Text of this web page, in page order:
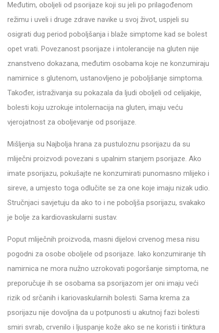
Međutim, oboljeli od psorijaze koji su jeli po prilagođenom
režimu i uveli i druge zdrave navike u svoj život, uspjeli su
osigrati dug period poboljšanja i blaže simptome kad se bolest
opet vrati. Povezanost psorijaze i intolerancije na gluten nije
znanstveno dokazana, međutim osobama koje ne konzumiraju
namirnice s glutenom, ustanovljeno je poboljšanje simptoma.
Također, istraživanja su pokazala da ljudi oboljeli od celijakije,
bolesti koju uzrokuje intolernacija na gluten, imaju veću
vjerojatnost za oboljevanje od psorijaze.
Mišljenja su Najbolja hrana za pustuloznu psorijazu da su
mliječni proizvodi povezani s upalnim stanjem psorijaze. Ako
imate psorijazu, pokušajte ne konzumirati punomasno mlijeko i
sireve, a umjesto toga odlučite se za one koje imaju nizak udio.
Stručnjaci savjetuju da ako to i ne poboljša psorijazu, svakako
je bolje za kardiovaskularni sustav.
Poput mliječnih proizvoda, masni dijelovi crvenog mesa nisu
pogodni za osobe oboljele od psorijaze. Iako konzumiranje tih
namirnica ne mora nužno uzrokovati pogoršanje simptoma, ne
preporučuje ih se osobama sa psorijazom jer oni imaju veći
rizik od srčanih i kariovaskularnih bolesti. Sama krema za
psorijazu nije dovoljna da u potpunosti u akutnoj fazi bolesti
smiri svrab, crvenilo i ljuspanje kože ako se ne koristi i tinktura